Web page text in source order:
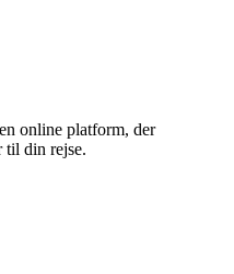
online platform, der
til din rejse.